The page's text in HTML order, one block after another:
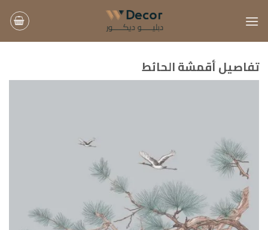
للمحتوى
تفاصيل أقمشة الحائط